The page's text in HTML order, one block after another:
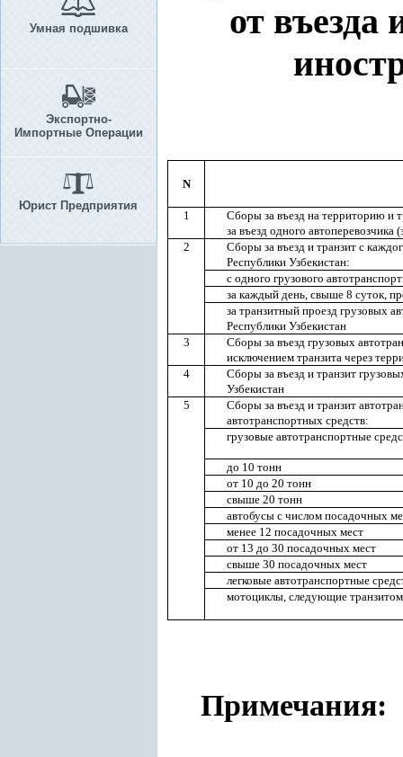
Умная подшивка
Экспортно-
Импортные Операции
Юрист Предприятия
от въезда
N
1
Сборы за въезд на территорию и
за въезд одного
2
Сборы за въезд и транзит с
Республики Узбекистан:
с одного грузового
за каждый день, свыше 8 суток,
за транзитный проезд грузовых
Республики Узбекистан
3
Сборы за въезд грузовых
исключением транзита через
4
Сборы за въезд и транзит
Узбекистан
5
Сборы за въезд и транзит
автотранспортных средств:
грузовые автотранспортные
до 10 тонн
от 10 до 20 тонн
свыше 20 тонн
автобусы с числом посадочных
менее 12 посадочных мест
от 13 до 30 посадочных мест
свыше 30 посадочных мест
легковые автотранспортные
мотоциклы, следующие транзитом
Примечания: